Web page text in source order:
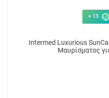
+ 13
Intermed Luxurious
Μαυρίσματος